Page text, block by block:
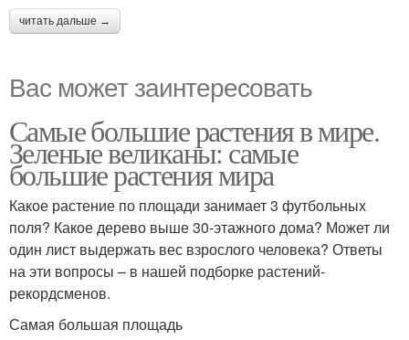
читать дальше →
Вас может заинтересовать
Самые большие растения в мире.
Зеленые великаны: самые
большие растения мира
Какое растение по площади занимает 3 футбольных
поля? Какое дерево выше 30-этажного дома? Может ли
один лист выдержать вес взрослого человека? Ответы
на эти вопросы – в нашей подборке растений-
рекордсменов.
Самая большая площадь